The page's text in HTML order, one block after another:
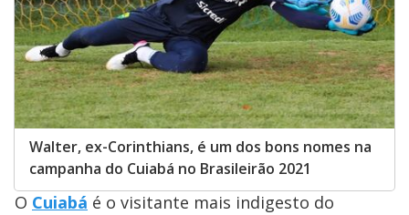
Walter, ex-Corinthians, é um dos bons nomes na
campanha do Cuiabá no Brasileirão 2021
O Cuiabá é o visitante mais indigesto do